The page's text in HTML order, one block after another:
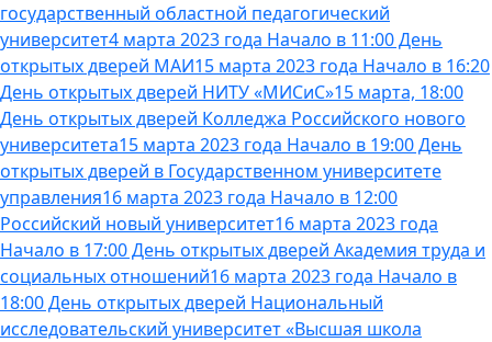
государственный областной педагогический
университет4 марта 2023 года Начало в 11:00 День
открытых дверей МАИ15 марта 2023 года Начало в 16:20
День открытых дверей НИТУ «МИСиС»15 марта, 18:00
День открытых дверей Колледжа Российского нового
университета15 марта 2023 года Начало в 19:00 День
открытых дверей в Государственном университете
управления16 марта 2023 года Начало в 12:00
Российский новый университет16 марта 2023 года
Начало в 17:00 День открытых дверей Академия труда и
социальных отношений16 марта 2023 года Начало в
18:00 День открытых дверей Национальный
исследовательский университет «Высшая школа